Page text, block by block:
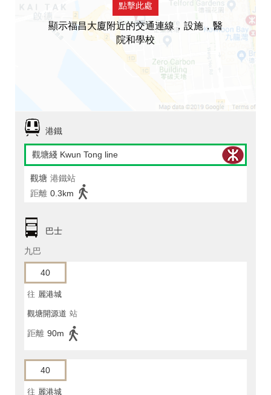
點擊此處
顯示福昌大廈附近的交通連線，設施，醫
院和學校
港鐵
觀塘綫 Kwun Tong line
觀塘 港鐵站
距離 0.3km
巴士
九巴
40
往 麗港城
觀塘開源道 站
距離 90m
40
往 麗港城